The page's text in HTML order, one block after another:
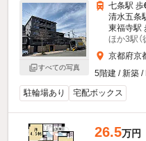
すべての写真
七条駅 歩
清水五条
東福寺駅
ほか3駅（
京都府京
5階建 / 新築 /
駐輪場あり
宅配ボックス
26.5万円